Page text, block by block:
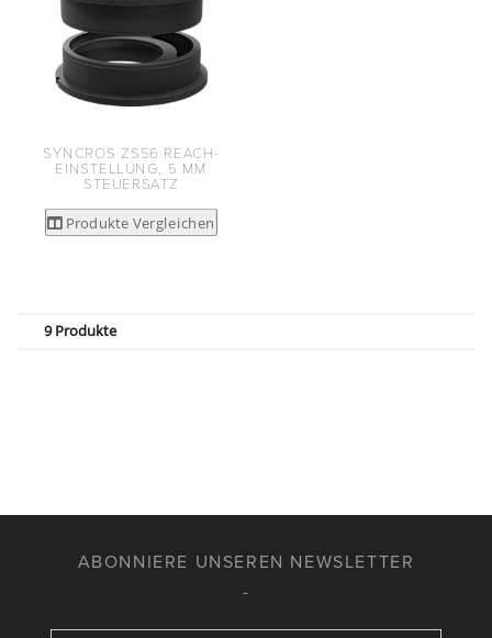
SYNCROS ZS56 REACH-
EINSTELLUNG, 5 MM
STEUERSATZ
Produkte Vergleichen
9 Produkte
ABONNIERE UNSEREN NEWSLETTER